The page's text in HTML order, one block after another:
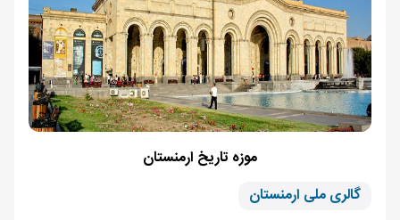
موزه تاریخ ارمنستان
گالری ملی ارمنستان